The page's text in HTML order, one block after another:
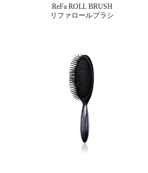
ReFa ROLL BRUSH
リファロールブラシ